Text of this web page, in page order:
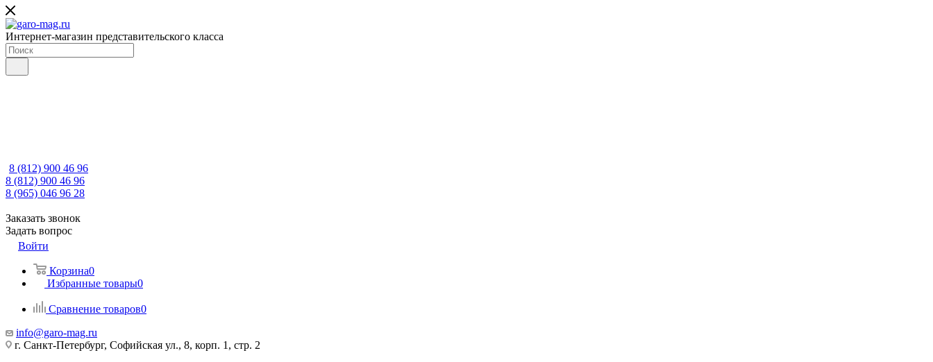
Интернет-магазин представительского класса
8 (812) 900 46 96
8 (812) 900 46 96
8 (965) 046 96 28
Заказать звонок
Задать вопрос
Войти
Корзина0
Избранные товары0
Сравнение товаров0
info@garo-mag.ru
г. Санкт-Петербург, Софийская ул., 8, корп. 1, стр. 2